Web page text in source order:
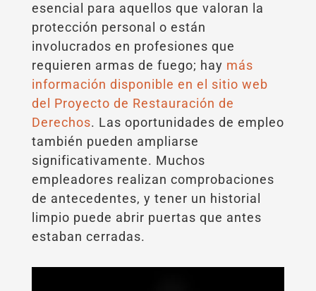
esencial para aquellos que valoran la
protección personal o están
involucrados en profesiones que
requieren armas de fuego; hay más
información disponible en el sitio web
del Proyecto de Restauración de
Derechos. Las oportunidades de empleo
también pueden ampliarse
significativamente. Muchos
empleadores realizan comprobaciones
de antecedentes, y tener un historial
limpio puede abrir puertas que antes
estaban cerradas.